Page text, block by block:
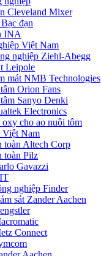
Cleveland Mixer
đạn
INA
Việt Nam
nghiệp Ziehl-Abegg
Leipole
mát NMB Technologies
Orion Fans
Sanyo Denki
Electronics
cho ao nuôi tôm
Việt Nam
toàn Altech Corp
toàn Pilz
Gavazzi
nghiệp Finder
sát Zander Aachen
Connect